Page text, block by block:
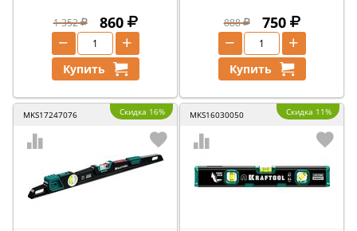
1 352 860
+
−
Купить
888 750
+
−
Купить
MKS17247076 Скидка 16% MKS16030050 Скидка 11%